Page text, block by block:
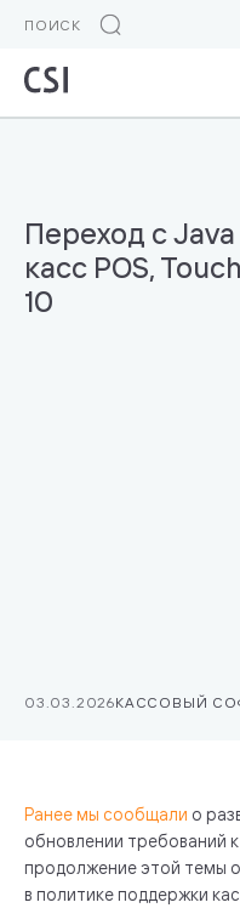
Переход с Java
касс POS,
10
03.03.2026КАССОВЫЙ
Ранее мы сообщали о
обновлении требований
продолжение этой темы
в политике поддержки